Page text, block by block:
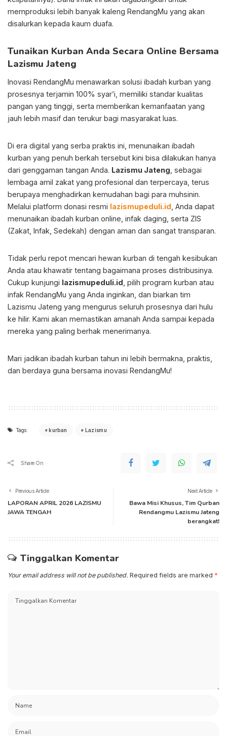
memproduksi lebih banyak kaleng RendangMu yang akan
disalurkan kepada kaum duafa.
Tunaikan Kurban Anda Secara Online Bersama
Lazismu Jateng
Inovasi RendangMu menawarkan solusi ibadah kurban yang
prosesnya terjamin 100% syar’i, memiliki standar kualitas
pangan yang tinggi, serta memberikan kemanfaatan yang
jauh lebih masif dan terukur bagi masyarakat luas.
Di era digital yang serba praktis ini, menunaikan ibadah
kurban yang penuh berkah tersebut kini bisa dilakukan hanya
dari genggaman tangan Anda. Lazismu Jateng , sebagai
lembaga amil zakat yang profesional dan terpercaya, terus
berupaya menghadirkan kemudahan bagi para muhsinin.
Melalui platform donasi resmi lazismupeduli.id , Anda dapat
menunaikan ibadah kurban online, infak daging, serta ZIS
(Zakat, Infak, Sedekah) dengan aman dan sangat transparan.
Tidak perlu repot mencari hewan kurban di tengah kesibukan
Anda atau khawatir tentang bagaimana proses distribusinya.
Cukup kunjungi lazismupeduli.id , pilih program kurban atau
infak RendangMu yang Anda inginkan, dan biarkan tim
Lazismu Jateng yang mengurus seluruh prosesnya dari hulu
ke hilir. Kami akan memastikan amanah Anda sampai kepada
mereka yang paling berhak menerimanya.
Mari jadikan ibadah kurban tahun ini lebih bermakna, praktis,
dan berdaya guna bersama inovasi RendangMu!
Tags: kurban Lazismu
Share On
Previous Article
LAPORAN APRIL 2026 LAZISMU
JAWA TENGAH
Next Article
Bawa Misi Khusus, Tim Qurban
Rendangmu Lazismu Jateng
berangkat!
Tinggalkan Komentar
Your email address will not be published. Required fields are marked *